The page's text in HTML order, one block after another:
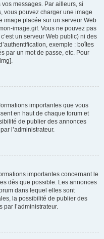
messages. Par ailleurs, si
vous pouvez charger une image
image placée sur un serveur Web
image.gif. Vous ne pouvez pas
un serveur Web public) ni des
exemple : boîtes
par un mot de passe, etc. Pour
importantes que vous
en haut de chaque forum et
de publier des annonces
l’administrateur.
importantes concernant le
dès que possible. Les annonces
dans lequel elles sont
la possibilité de publier des
l’administrateur.